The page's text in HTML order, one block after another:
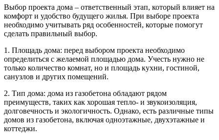
Выбор проекта дома – ответственный этап, который влияет на
комфорт и удобство будущего жилья. При выборе проекта
необходимо учитывать ряд особенностей, которые помогут
сделать правильный выбор.
1. Площадь дома: перед выбором проекта необходимо
определиться с желаемой площадью дома. Учесть нужно не
только количество комнат, но и площадь кухни, гостиной,
санузлов и других помещений.
2. Тип дома: дома из газобетона обладают рядом
преимуществ, таких как хорошая тепло- и звукоизоляция,
долговечность и экологичность. Однако, есть различные типы
домов из газобетона, включая одноэтажные, двухэтажные и
коттеджи.